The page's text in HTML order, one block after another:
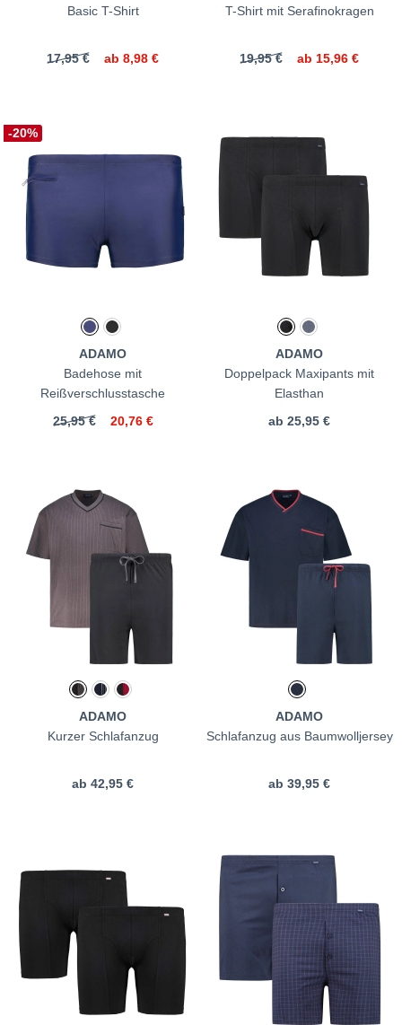
Basic T-Shirt
17,95 € ab 8,98 €
T-Shirt mit Serafinokragen
19,95 € ab 15,96 €
-20%
ADAMO
Badehose mit
Reißverschlusstasche
25,95 €
20,76 €
ADAMO
Doppelpack Maxipants mit
Elasthan
ab 25,95 €
ADAMO
Kurzer Schlafanzug
ab 42,95 €
ADAMO
Schlafanzug aus Baumwolljersey
ab 39,95 €